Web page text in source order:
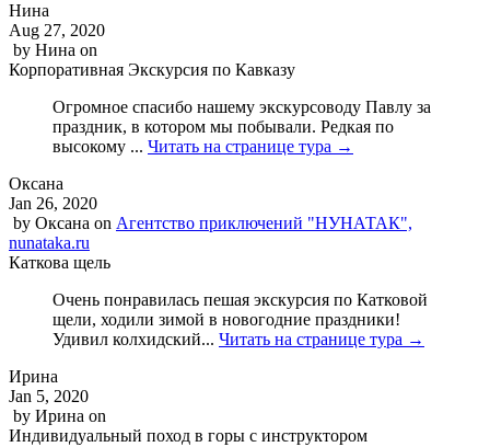
Нина
Aug 27, 2020
by Нина on
Корпоративная Экскурсия по Кавказу
Огромное спасибо нашему экскурсоводу Павлу за
праздник, в котором мы побывали. Редкая по
высокому ... Читать на странице тура →
Оксана
Jan 26, 2020
by Оксана on Агентство приключений "НУНАТАК",
nunataka.ru
Каткова щель
Очень понравилась пешая экскурсия по Катковой
щели, ходили зимой в новогодние праздники!
Удивил колхидский... Читать на странице тура →
Ирина
Jan 5, 2020
by Ирина on
Индивидуальный поход в горы с инструктором